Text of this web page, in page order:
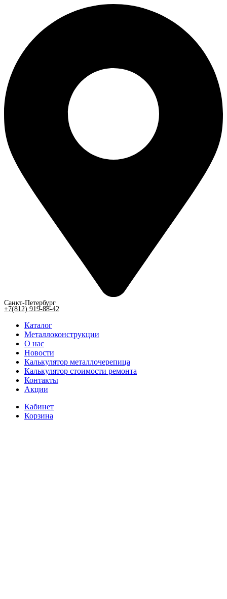
Санкт-Петербург
+7(812) 919-88-42
Каталог
Металлоконструкции
О нас
Новости
Калькулятор металлочерепица
Калькулятор стоимости ремонта
Контакты
Акции
Кабинет
Корзина